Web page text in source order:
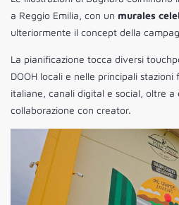
a Reggio Emilia, con un murales
ulteriormente il concept della
La pianificazione tocca diversi
DOOH locali e nelle principali
italiane, canali digital e social, oltre a
collaborazione con creator.